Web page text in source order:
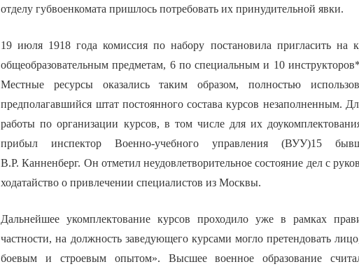
отделу губвоенкомата пришлось потребовать их принудительной явки.
19 июля 1918 года комиссия по набору постановила пригласить на
общеобразовательным предметам, 6 по специальным и 10
Местные ресурсы оказались таким образом, полностью
предполагавшийся штат постоянного состава курсов незаполненным.
работы по организации курсов, в том числе для их
прибыл инспектор Военно-учебного управления (ВУУ)15
В.Р. Канненберг. Он отметил неудовлетворительное состояние дел с
ходатайство о привлечении специалистов из Москвы.
Дальнейшее укомплектование курсов проходило уже в рамках
частности, на должность заведующего курсами могло претендовать
боевым и строевым опытом». Высшее военное образование